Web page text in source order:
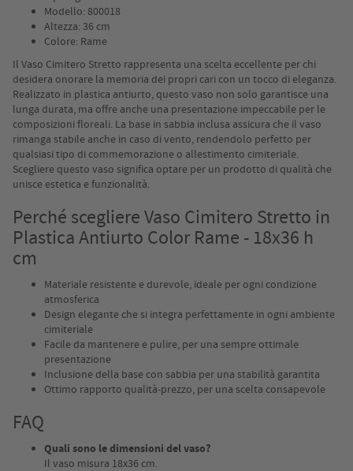
Modello: 800018
Altezza: 36 cm
Colore: Rame
Il Vaso Cimitero Stretto rappresenta una scelta eccellente per chi
desidera onorare la memoria dei propri cari con un tocco di eleganza.
Realizzato in plastica antiurto, questo vaso non solo garantisce una
lunga durata, ma offre anche una presentazione impeccabile per le
composizioni floreali. La base in sabbia inclusa assicura che il vaso
rimanga stabile anche in caso di vento, rendendolo perfetto per
qualsiasi tipo di commemorazione o allestimento cimiteriale.
Scegliere questo vaso significa optare per un prodotto di qualità che
unisce estetica e funzionalità.
Perché scegliere Vaso Cimitero Stretto in
Plastica Antiurto Color Rame - 18x36 h
cm
Materiale resistente e durevole, ideale per ogni condizione
atmosferica
Design elegante che si integra perfettamente in ogni ambiente
cimiteriale
Facile da mantenere e pulire, per una sempre ottimale
presentazione
Inclusione della base con sabbia per una stabilità garantita
Ottimo rapporto qualità-prezzo, per una scelta consapevole
FAQ
Quali sono le dimensioni del vaso?
Il vaso misura 18x36 cm.